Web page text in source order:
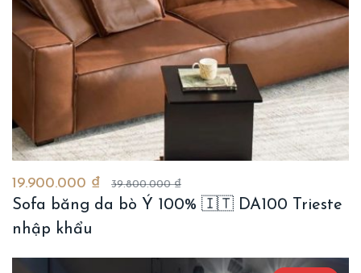
19.900.000 ₫ 39.800.000 ₫
Sofa băng da bò Ý 100% 🇮🇹 DA100 Trieste
nhập khẩu